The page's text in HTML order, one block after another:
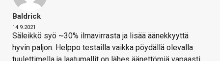
Baldrick
14.9.2021
Säleikkö syö ~30% ilmavirrasta ja lisää äänekkyyttä
hyvin paljon. Helppo testailla vaikka pöydällä olevalla